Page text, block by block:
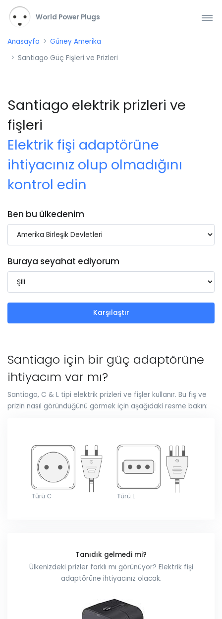
World Power Plugs
Anasayfa
Güney Amerika
Santiago Güç Fişleri ve Prizleri
Santiago elektrik prizleri ve
fişleri
Elektrik fişi adaptörüne
ihtiyacınız olup olmadığını
kontrol edin
Ben bu ülkedenim
Buraya seyahat ediyorum
Karşılaştır
Santiago için bir güç adaptörüne
ihtiyacım var mı?
Santiago, C & L tipi elektrik prizleri ve fişler kullanır. Bu fiş ve
prizin nasıl göründüğünü görmek için aşağıdaki resme bakın:
Tanıdık gelmedi mi?
Ülkenizdeki prizler farklı mı görünüyor? Elektrik fişi
adaptörüne ihtiyacınız olacak.